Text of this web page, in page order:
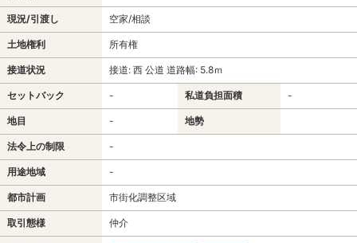
現況/引渡し 空家/相談
土地権利 所有権
接道状況 接道: 西 公道 道路幅: 5.8ｍ
セットバック - 私道負担面積 -
地目 - 地勢
法令上の制限 -
用途地域 -
都市計画 市街化調整区域
取引態様 仲介